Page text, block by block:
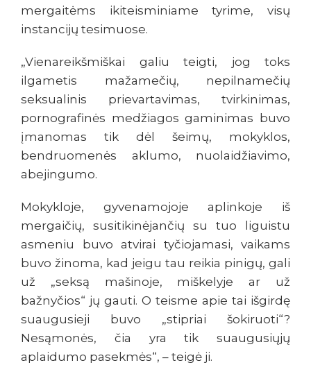
mergaitėms ikiteisminiame tyrime, visų
instancijų tesimuose.
„Vienareikšmiškai galiu teigti, jog toks
ilgametis mažamečių, nepilnamečių
seksualinis prievartavimas, tvirkinimas,
pornografinės medžiagos gaminimas buvo
įmanomas tik dėl šeimų, mokyklos,
bendruomenės aklumo, nuolaidžiavimo,
abejingumo.
Mokykloje, gyvenamojoje aplinkoje iš
mergaičių, susitikinėjančių su tuo liguistu
asmeniu buvo atvirai tyčiojamasi, vaikams
buvo žinoma, kad jeigu tau reikia pinigų, gali
už „seksą mašinoje, miškelyje ar už
bažnyčios“ jų gauti. O teisme apie tai išgirdę
suaugusieji buvo „stipriai šokiruoti“?
Nesąmonės, čia yra tik suaugusiųjų
aplaidumo pasekmės“, – teigė ji.